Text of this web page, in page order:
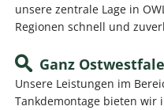
unsere zentrale Lage in
Regionen schnell und
Ganz
Unsere Leistungen im
Tankdemontage bieten wir